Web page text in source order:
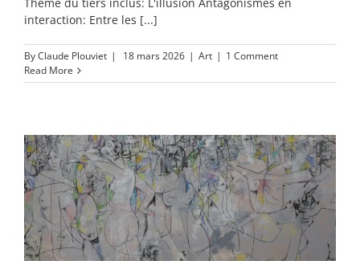
interaction: Entre les [...]
ByClaude Plouviet | 18 mars 2026 | Art | 1 Comment
Read More